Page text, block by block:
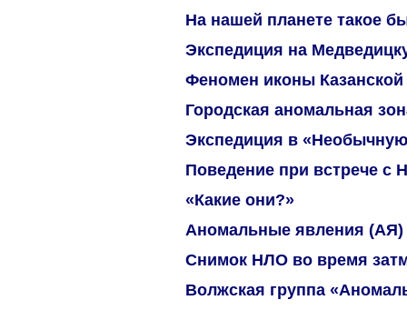
На нашей планете такое
Экспедиция на
Феномен иконы
Городская аномальная
Экспедиция в
Поведение при встрече с
«Какие они?»
Аномальные явления (АЯ)
Снимок НЛО во время
Волжская группа